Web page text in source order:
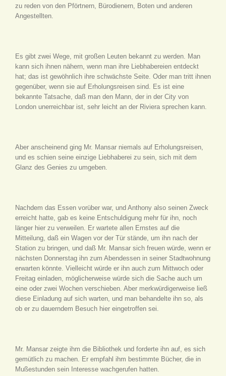
zu reden von den Pförtnern, Bürodienern, Boten und anderen
Angestellten.
Es gibt zwei Wege, mit großen Leuten bekannt zu werden. Man
kann sich ihnen nähern, wenn man ihre Liebhabereien entdeckt
hat; das ist gewöhnlich ihre schwächste Seite. Oder man tritt ihnen
gegenüber, wenn sie auf Erholungsreisen sind. Es ist eine
bekannte Tatsache, daß man den Mann, der in der City von
London unerreichbar ist, sehr leicht an der Riviera sprechen kann.
Aber anscheinend ging Mr. Mansar niemals auf Erholungsreisen,
und es schien seine einzige Liebhaberei zu sein, sich mit dem
Glanz des Genies zu umgeben.
Nachdem das Essen vorüber war, und Anthony also seinen Zweck
erreicht hatte, gab es keine Entschuldigung mehr für ihn, noch
länger hier zu verweilen. Er wartete allen Ernstes auf die
Mitteilung, daß ein Wagen vor der Tür stände, um ihn nach der
Station zu bringen, und daß Mr. Mansar sich freuen würde, wenn er
nächsten Donnerstag ihn zum Abendessen in seiner Stadtwohnung
erwarten könnte. Vielleicht würde er ihn auch zum Mittwoch oder
Freitag einladen, möglicherweise würde sich die Sache auch um
eine oder zwei Wochen verschieben. Aber merkwürdigerweise ließ
diese Einladung auf sich warten, und man behandelte ihn so, als
ob er zu dauerndem Besuch hier eingetroffen sei.
Mr. Mansar zeigte ihm die Bibliothek und forderte ihn auf, es sich
gemütlich zu machen. Er empfahl ihm bestimmte Bücher, die in
Mußestunden sein Interesse wachgerufen hatten.